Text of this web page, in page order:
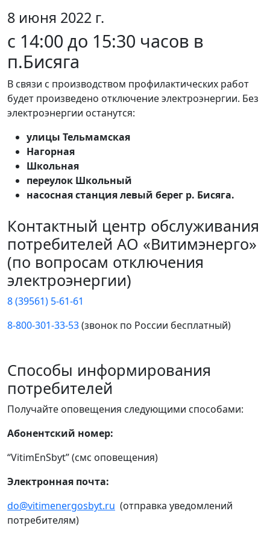
8 июня 2022 г.
с 14:00 до 15:30 часов в
п.Бисяга
В связи с производством профилактических работ
будет произведено отключение электроэнергии. Без
электроэнергии останутся:
улицы Тельмамская
Нагорная
Школьная
переулок Школьный
насосная станция левый берег р. Бисяга.
Контактный центр обслуживания
потребителей АО «Витимэнерго»
(по вопросам отключения
электроэнергии)
8 (39561) 5-61-61
8-800-301-33-53(звонок по России бесплатный)
Способы информирования
потребителей
Получайте оповещения следующими способами:
Абонентский номер:
“VitimEnSbyt” (смс оповещения)
Электронная почта:
do@vitimenergosbyt.ru (отправка уведомлений
потребителям)